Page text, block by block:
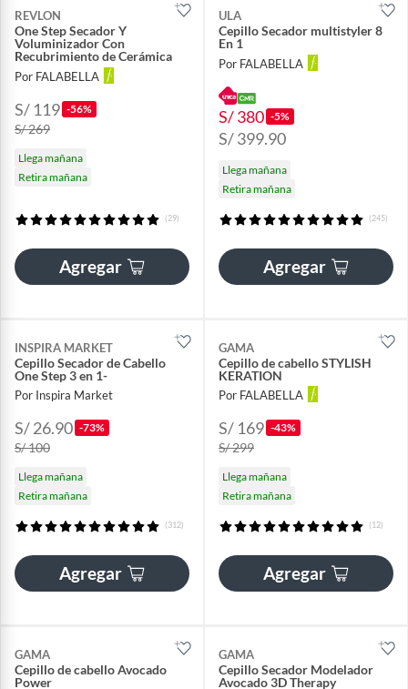
REVLON
One Step Secador Y
Voluminizador Con
Recubrimiento de Cerámica
Por FALABELLA
S/ 119 -56%
S/ 269
Llega mañana
Retira mañana
(29)
Agregar
ULA
Cepillo Secador multistyler 8
En 1
Por FALABELLA
S/ 380 -5%
S/ 399.90
Llega mañana
Retira mañana
(245)
Agregar
INSPIRA MARKET
Cepillo Secador de Cabello
One Step 3 en 1-
Por Inspira Market
S/ 26.90 -73%
S/ 100
Llega mañana
Retira mañana
(312)
Agregar
GAMA
Cepillo de cabello STYLISH
KERATION
Por FALABELLA
S/ 169 -43%
S/ 299
Llega mañana
Retira mañana
(12)
Agregar
GAMA
Cepillo de cabello Avocado
Power
GAMA
Cepillo Secador Modelador
Avocado 3D Therapy